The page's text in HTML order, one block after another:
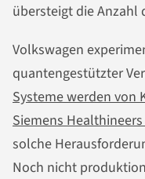
übersteigt die Anzahl
Volkswagen
quantengestützter
Systeme werden von
Siemens
solche
Noch nicht